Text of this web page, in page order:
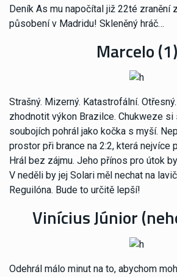
Deník As mu napočítal již 22té zranění
působení v Madridu! Skleněný hráč…
Marcelo (1)
Strašný. Mizerný. Katastrofální.
zhodnotit výkon Brazilce. Chukweze si
soubojích pohrál jako kočka s myší.
prostor při brance na 2:2, která nejvíce
Hrál bez zájmu. Jeho přínos pro útok
V neděli by jej Solari měl nechat na
Reguilóna. Bude to určitě lepší!
Vinícius Júnior
Odehrál málo minut na to, abychom